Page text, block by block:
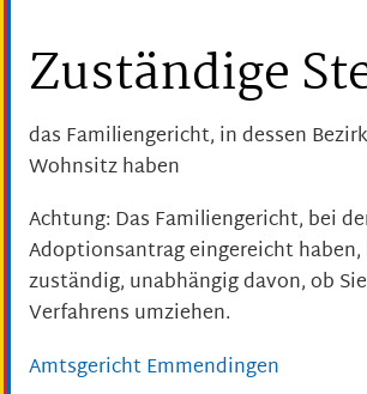
Zuständige
das Familiengericht, in dessen
Wohnsitz haben
Achtung: Das Familiengericht, bei
Adoptionsantrag eingereicht
zuständig, unabhängig davon, ob
Verfahrens umziehen.
Amtsgericht Emmendingen